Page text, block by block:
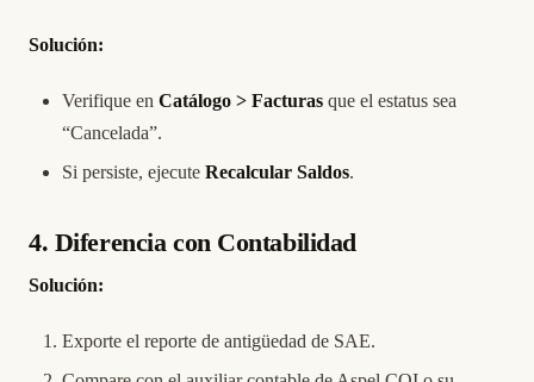
Solución:
Verifique en Catálogo > Facturas que el estatus sea
“Cancelada”.
Si persiste, ejecute Recalcular Saldos.
4. Diferencia con Contabilidad
Solución:
Exporte el reporte de antigüedad de SAE.